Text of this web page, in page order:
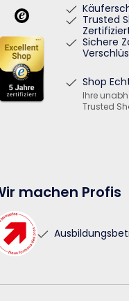
Trusted
Sichere
Shop
Ihre
Trusted
machen Profis